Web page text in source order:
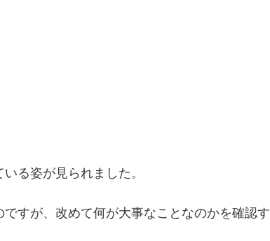
る姿が見られました。
すが、改めて何が大事なことなのかを確認す